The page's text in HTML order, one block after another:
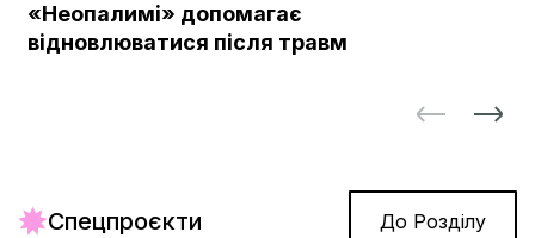
«Неопалимі» допомагає
відновлюватися після травм
Спецпроєкти До Розділу